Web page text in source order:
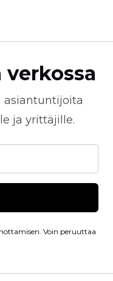
asiantuntijoita
ja yrittäjille.
Voin peruuttaa